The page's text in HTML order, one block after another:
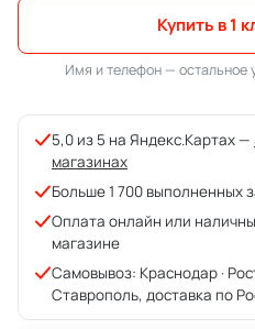
Купить в 1
Имя и телефон — остальное
5,0 из 5 на Яндекс.Картах —
магазинах
Больше 1 700 выполненных
Оплата онлайн или
магазине
Самовывоз: Краснодар ·
Ставрополь, доставка по